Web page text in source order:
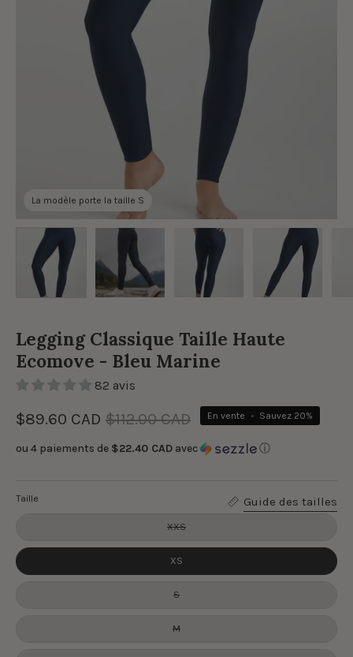
La modèle porte la taille S
Legging Classique Taille Haute
Ecomove - Bleu Marine
82 avis
$89.60 CAD $112.00 CAD En vente • Sauvez 20%
ou 4 paiements de $22.40 CAD avec ⓘ
Guide des tailles
Taille
XXS
XS
S
M